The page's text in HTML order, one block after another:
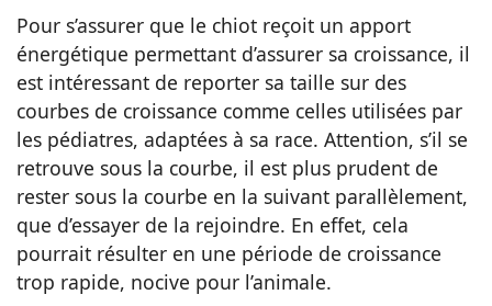
Pour s’assurer que le chiot reçoit un apport
énergétique permettant d’assurer sa croissance, il
est intéressant de reporter sa taille sur des
courbes de croissance comme celles utilisées par
les pédiatres, adaptées à sa race. Attention, s’il se
retrouve sous la courbe, il est plus prudent de
rester sous la courbe en la suivant parallèlement,
que d’essayer de la rejoindre. En effet, cela
pourrait résulter en une période de croissance
trop rapide, nocive pour l’animale.